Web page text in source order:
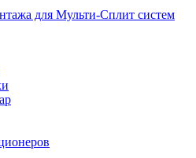
для Мульти-Сплит систем